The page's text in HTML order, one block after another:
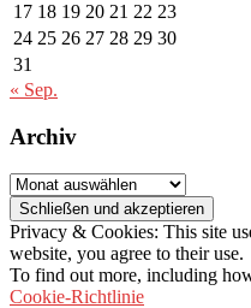
17 18 19 20 21 22 23
24 25 26 27 28 29 30
31
« Sep.
Archiv
Archiv
Privacy & Cookies: This site
website, you agree to their use.
To find out more, including
Cookie-Richtlinie